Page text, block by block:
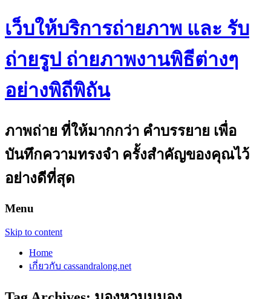
เว็บให้บริการถ่ายภาพ และ รับ
ถ่ายรูป ถ่ายภาพงานพิธีต่างๆ
อย่างพิถีพิถัน
ภาพถ่าย ที่ให้มากกว่า คำบรรยาย เพื่อ
บันทึกความทรงจำ ครั้งสำคัญของคุณไว้
อย่างดีที่สุด
Menu
Skip to content
Home
เกี่ยวกับ cassandralong.net